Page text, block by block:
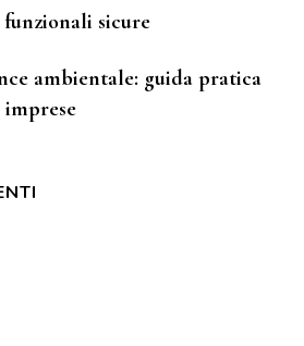
funzionali sicure
ambientale: guida pratica